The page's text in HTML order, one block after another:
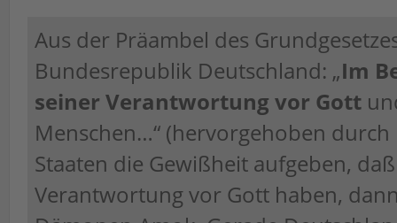
Aus der Präambel des
Bundesrepublik Deutschland: „Im
seiner Verantwortung vor Gott
Menschen…“ (hervorgehoben
Staaten die Gewißheit aufgeben,
Verantwortung vor Gott haben,